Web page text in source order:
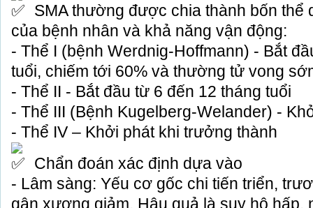
SMA thường được chia thành bốn thể
của bệnh nhân và khả năng vận động:
- Thể I (bệnh Werdnig-Hoffmann) - Bắt
tuổi, chiếm tới 60% và thường tử vong
- Thể II - Bắt đầu từ 6 đến 12 tháng tuổi
- Thể III (Bệnh Kugelberg-Welander) -
- Thể IV – Khởi phát khi trưởng thành
Chẩn đoán xác định dựa vào
- Lâm sàng: Yếu cơ gốc chi tiến triển,
gân xương giảm. Hậu quả là suy hô hấp,